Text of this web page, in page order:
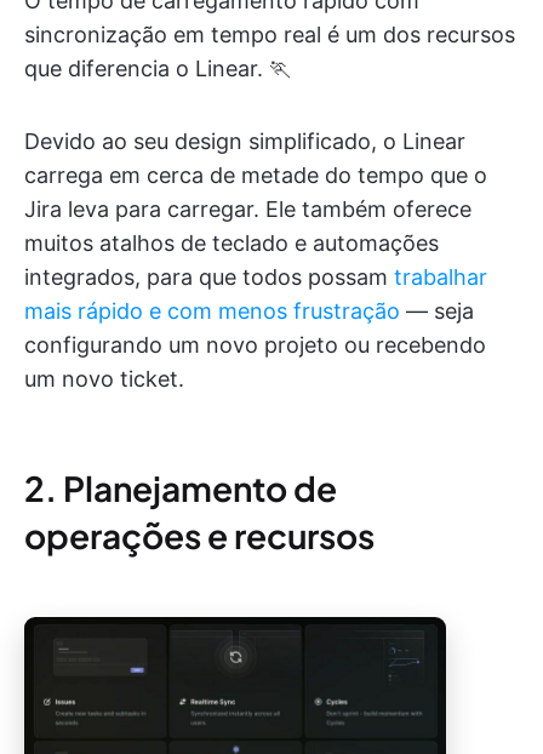
sincronização em tempo real é um dos recursos
que diferencia o Linear. 🏃
Devido ao seu design simplificado, o Linear
carrega em cerca de metade do tempo que o
Jira leva para carregar. Ele também oferece
muitos atalhos de teclado e automações
integrados, para que todos possam trabalhar
mais rápido e com menos frustração — seja
configurando um novo projeto ou recebendo
um novo ticket.
2. Planejamento de
operações e recursos